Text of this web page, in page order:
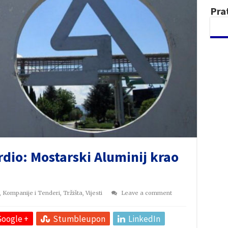
Mostarski Aluminij krao
Kompanije i Tenderi, Tržišta, Vijesti Leave a comment
+ Stumbleupon LinkedIn